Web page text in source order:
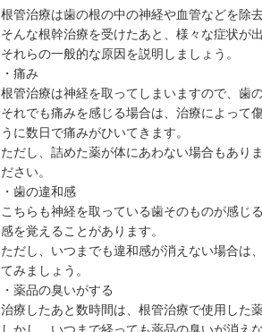
根管治療は歯の根の中の神経や血管などを除
そんな根幹治療を受けたあと、様々な症状が
それらの一般的な原因を説明しましょう。
・痛み
根管治療は神経を取ってしまいますので、歯
それでも痛みを感じる場合は、治療によって
うに数日で痛みがひいてきます。
ただし、詰めた薬が体にあわない場合もあり
ださい。
・歯の違和感
こちらも神経を取っている歯そのものが感じ
感を覚えることがあります。
ただし、いつまでも違和感が消えない場合は
てみましょう。
・薬品の臭いがする
治療したあと数時間は、根管治療で使用した
しかし、いつまで経っても薬品の臭いが消え